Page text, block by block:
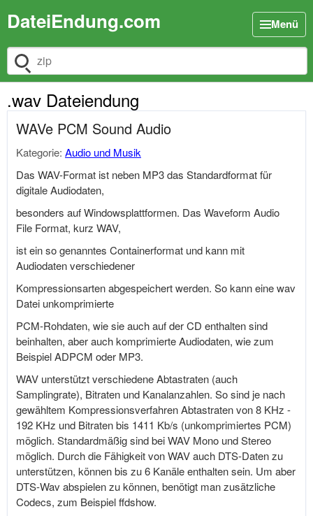
DateiEndung.com Menü
Dateiendung suchen
.wav Dateiendung
WAVe PCM Sound Audio
Kategorie: Audio und Musik
Das WAV-Format ist neben MP3 das Standardformat für
digitale Audiodaten,
besonders auf Windowsplattformen. Das Waveform Audio
File Format, kurz WAV,
ist ein so genanntes Containerformat und kann mit
Audiodaten verschiedener
Kompressionsarten abgespeichert werden. So kann eine wav
Datei unkomprimierte
PCM-Rohdaten, wie sie auch auf der CD enthalten sind
beinhalten, aber auch komprimierte Audiodaten, wie zum
Beispiel ADPCM oder MP3.
WAV unterstützt verschiedene Abtastraten (auch
Samplingrate), Bitraten und Kanalanzahlen. So sind je nach
gewähltem Kompressionsverfahren Abtastraten von 8 KHz -
192 KHz und Bitraten bis 1411 Kb/s (unkomprimiertes PCM)
möglich. Standardmäßig sind bei WAV Mono und Stereo
möglich. Durch die Fähigkeit von WAV auch DTS-Daten zu
unterstützen, können bis zu 6 Kanäle enthalten sein. Um aber
DTS-Wav abspielen zu können, benötigt man zusätzliche
Codecs, zum Beispiel ffdshow.